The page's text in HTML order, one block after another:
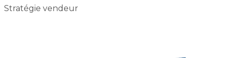
Stratégie vendeur